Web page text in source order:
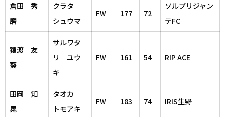
倉田 秀
磨
クラタ
シュウマ
FW 177 72
ソルブリジャン
テFC
猿渡 友
葵
サルワタ
リ ユウ
キ
FW 161 54 RIP ACE
田岡 知
晃
タオカ
トモアキ
FW 183 74 IRIS生野